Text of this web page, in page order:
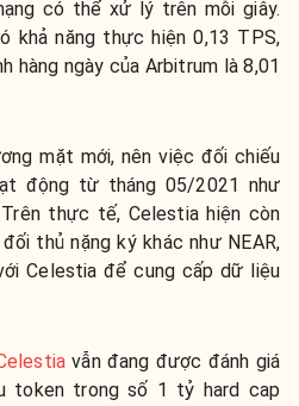
có thể xử lý trên mỗi giây.
khả năng thực hiện 0,13 TPS,
hàng ngày của Arbitrum là 8,01
mặt mới, nên việc đối chiếu
động từ tháng 05/2021 như
thực tế, Celestia hiện còn
thủ nặng ký khác như NEAR,
Celestia để cung cấp dữ liệu
vẫn đang được đánh giá
token trong số 1 tỷ hard cap